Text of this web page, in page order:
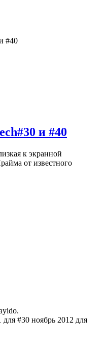
#40
и #40
к экранной
от известного
для #30 ноябрь 2012 для